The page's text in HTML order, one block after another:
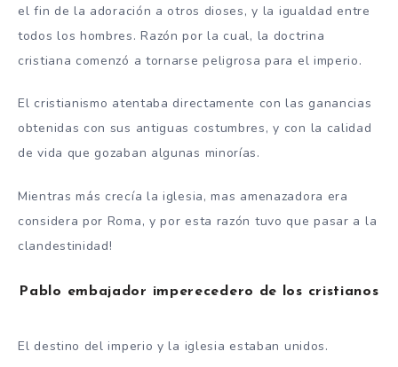
el fin de la adoración a otros dioses, y la igualdad entre
todos los hombres. Razón por la cual, la doctrina
cristiana comenzó a tornarse peligrosa para el imperio.
El cristianismo atentaba directamente con las ganancias
obtenidas con sus antiguas costumbres, y con la calidad
de vida que gozaban algunas minorías.
Mientras más crecía la iglesia, mas amenazadora era
considera por Roma, y por esta razón tuvo que pasar a la
clandestinidad!
Pablo embajador imperecedero de los cristianos
El destino del imperio y la iglesia estaban unidos.